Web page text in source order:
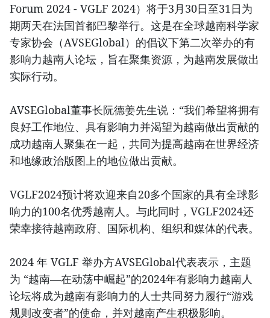
Forum 2024 - VGLF 2024）将于3月30日至31日为
期两天在法国首都巴黎举行。这是在全球越南科学家
专家协会（AVSEGlobal）的倡议下第二次举办的有
影响力越南人论坛，旨在聚集资源，为越南发展做出
实际行动。
AVSEGlobal董事长阮德姜先生说：“我们希望将拥有
良好工作地位、具有影响力并渴望为越南做出贡献的
成功越南人聚集在一起，共同为提高越南在世界经济
和地缘政治版图上的地位做出贡献。
VGLF2024预计将欢迎来自20多个国家的具有全球影
响力的100名优秀越南人。与此同时，VGLF2024还
荣幸接待越南政府、国际机构、组织和媒体的代表。
2024 年 VGLF 举办方AVSEGlobal代表表示，主题
为 “越南—在动荡中崛起”的2024年有影响力越南人
论坛将成为越南有影响力的人士共同努力履行“游戏
规则改变者”的使命，并对越南产生积极影响。